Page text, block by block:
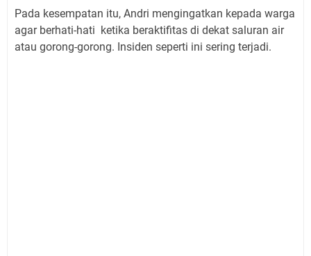
Pada kesempatan itu, Andri mengingatkan kepada warga
agar berhati-hati ketika beraktifitas di dekat saluran air
atau gorong-gorong. Insiden seperti ini sering terjadi.